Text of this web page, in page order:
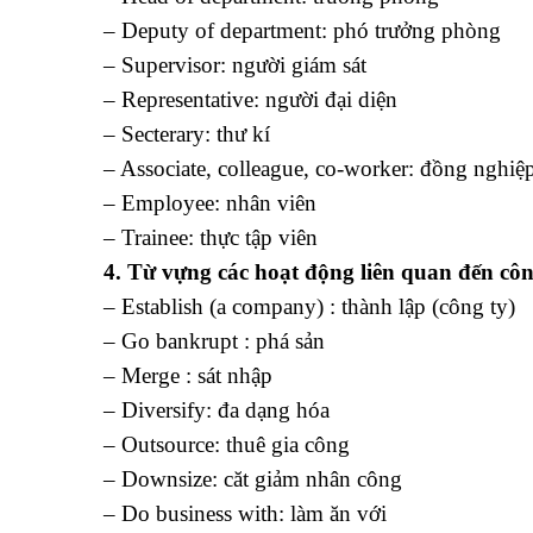
– Deputy of department: phó trưởng phòng
– Supervisor: người giám sát
– Representative: người đại diện
– Secterary: thư kí
– Associate, colleague, co-worker: đồng
– Employee: nhân viên
– Trainee: thực tập viên
4. Từ vựng các hoạt động liên quan đến
– Establish (a company) : thành lập (công ty)
– Go bankrupt : phá sản
– Merge : sát nhập
– Diversify: đa dạng hóa
– Outsource: thuê gia công
– Downsize: căt giảm nhân công
– Do business with: làm ăn với